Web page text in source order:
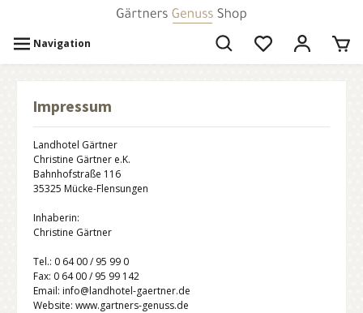
Navigation
Impressum
Landhotel Gärtner
Christine Gärtner e.K.
Bahnhofstraße 116
35325 Mücke-Flensungen
Inhaberin:
Christine Gärtner
Tel.: 0 64 00 / 95 99 0
Fax: 0 64 00 / 95 99 142
Email: info@landhotel-gaertner.de
Website: www.gartners-genuss.de